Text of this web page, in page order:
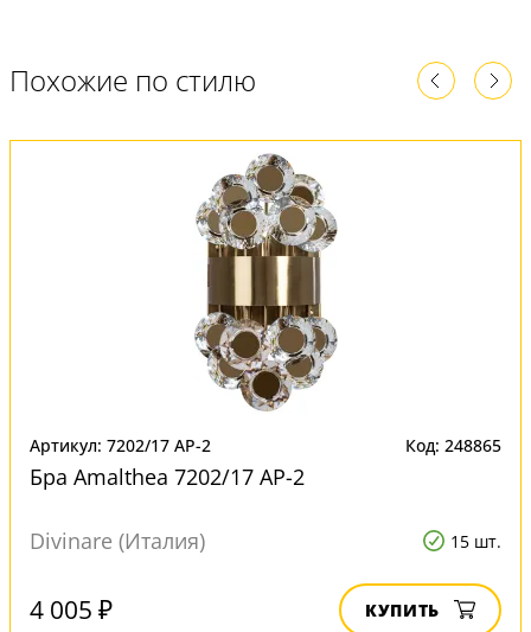
Похожие по стилю
Артикул: 7202/17 AP-2 Код: 248865
Бра Amalthea 7202/17 AP-2
Divinare (Италия) 15 шт.
4 005 ₽ КУПИТЬ